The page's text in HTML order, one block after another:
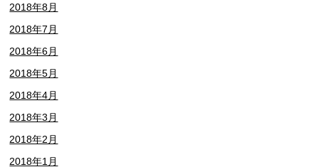
2018年8月
2018年7月
2018年6月
2018年5月
2018年4月
2018年3月
2018年2月
2018年1月